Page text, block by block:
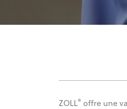
ZOLL® offre une